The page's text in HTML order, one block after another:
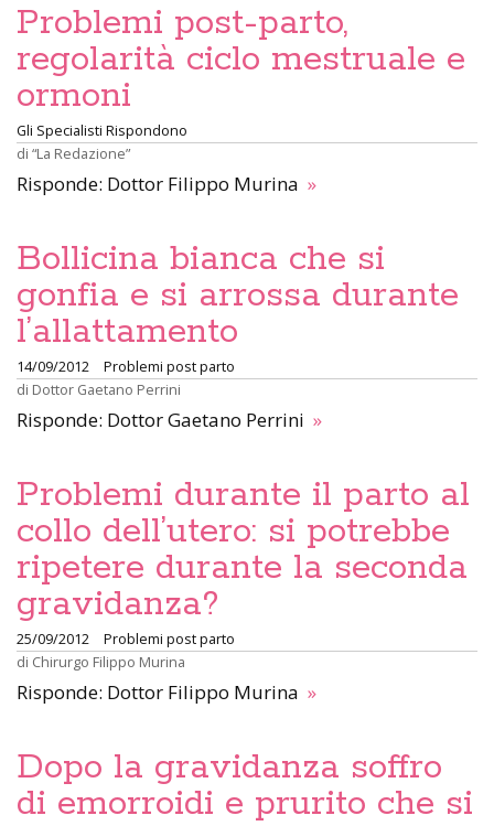
Problemi post-parto,
regolarità ciclo mestruale e
ormoni
Gli Specialisti Rispondono
di “La Redazione”
Risponde: Dottor Filippo Murina »
Bollicina bianca che si
gonfia e si arrossa durante
l’allattamento
14/09/2012
Problemi post parto
di Dottor Gaetano Perrini
Risponde: Dottor Gaetano Perrini »
Problemi durante il parto al
collo dell’utero: si potrebbe
ripetere durante la seconda
gravidanza?
25/09/2012
Problemi post parto
di Chirurgo Filippo Murina
Risponde: Dottor Filippo Murina »
Dopo la gravidanza soffro
di emorroidi e prurito che si